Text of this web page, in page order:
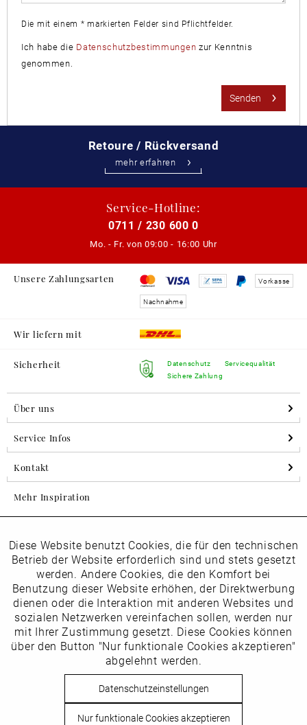
Die mit einem * markierten Felder sind Pflichtfelder.
Ich habe die Datenschutzbestimmungen zur Kenntnis
genommen.
Senden
Retoure / Rückversand
mehr erfahren
Service-Hotline:
0711 / 230 600 0
Mo. - Fr. von 09:00 - 16:00 Uhr
Unsere Zahlungsarten Vorkasse
Nachnahme
Wir liefern mit
Sicherheit
Datenschutz
Sichere Zahlung
Servicequalität
Über uns
Service Infos
Kontakt
Mehr Inspiration
Folgen Sie uns auf Instagram
horsch_schuhe
Newsletter
Datenschutzbestimmungenhabe ich zur Kenntnis
vom Newsletter abmelden.
Funktionale Aktiv
Marketing Inaktiv
Tracking Inaktiv
Inaktiv
Diese Website benutzt Cookies, die für den technischen
Betrieb der Website erforderlich sind und stets gesetzt
werden. Andere Cookies, die den Komfort bei
Benutzung dieser Website erhöhen, der Direktwerbung
dienen oder die Interaktion mit anderen Websites und
sozialen Netzwerken vereinfachen sollen, werden nur
mit Ihrer Zustimmung gesetzt. Diese Cookies können
über den Button "Nur funktionale Cookies akzeptieren"
abgelehnt werden.
Datenschutzeinstellungen
Nur funktionale Cookies akzeptieren